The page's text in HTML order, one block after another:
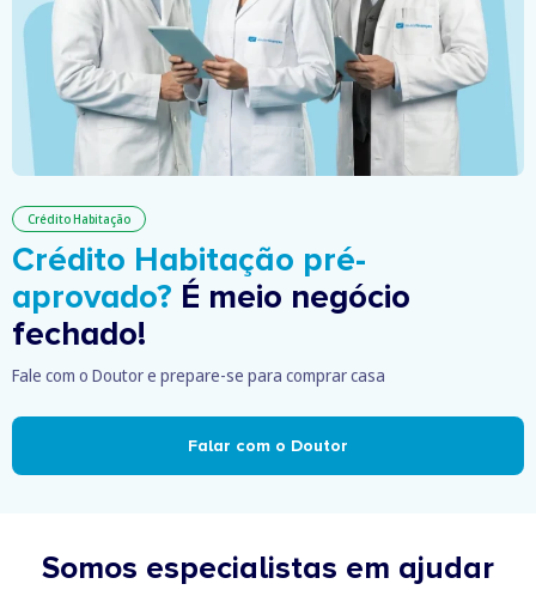
Crédito Habitação
Crédito Habitação pré-
aprovado? É meio negócio
fechado!
Fale com o Doutor e prepare-se para comprar casa
Falar com o Doutor
Somos especialistas em ajudar